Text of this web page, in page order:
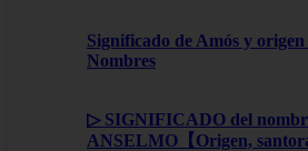
Significado de Amós y
Nombres
▷ SIGNIFICADO del
ANSELMO【Origen,